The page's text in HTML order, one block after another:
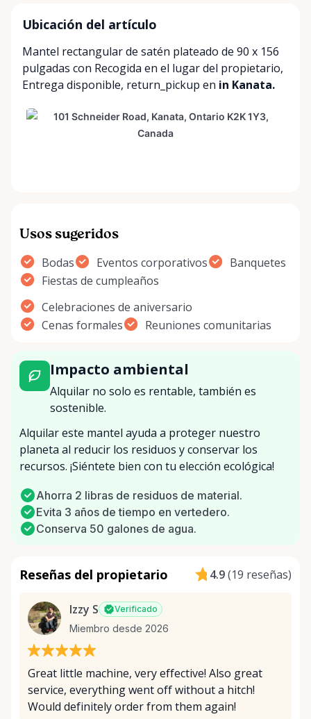
Ubicación del artículo
Mantel rectangular de satén plateado de 90 x 156
pulgadas con Recogida en el lugar del propietario,
Entrega disponible, return_pickup en in Kanata.
Usos sugeridos
Bodas Eventos corporativos
Banquetes
Fiestas de cumpleaños
Celebraciones de aniversario
Cenas formales
Reuniones comunitarias
Impacto ambiental
Alquilar no solo es rentable, también es
sostenible.
Alquilar este mantel ayuda a proteger nuestro
planeta al reducir los residuos y conservar los
recursos. ¡Siéntete bien con tu elección ecológica!
Ahorra 2 libras de residuos de material.
Evita 3 años de tiempo en vertedero.
Conserva 50 galones de agua.
Reseñas del propietario 4.9(19 reseñas)
Izzy S Verificado
Miembro desde 2026
Great little machine, very effective! Also great
service, everything went off without a hitch!
Would definitely order from them again!